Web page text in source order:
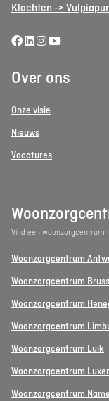
Klachten ->
Over ons
Onze visie
Nieuws
Vacatures
Vind een woonzorgcentrum
Woonzorgcentrum
Woonzorgcentrum
Woonzorgcentrum
Woonzorgcentrum
Woonzorgcentrum Luik
Woonzorgcentrum
Woonzorgcentrum